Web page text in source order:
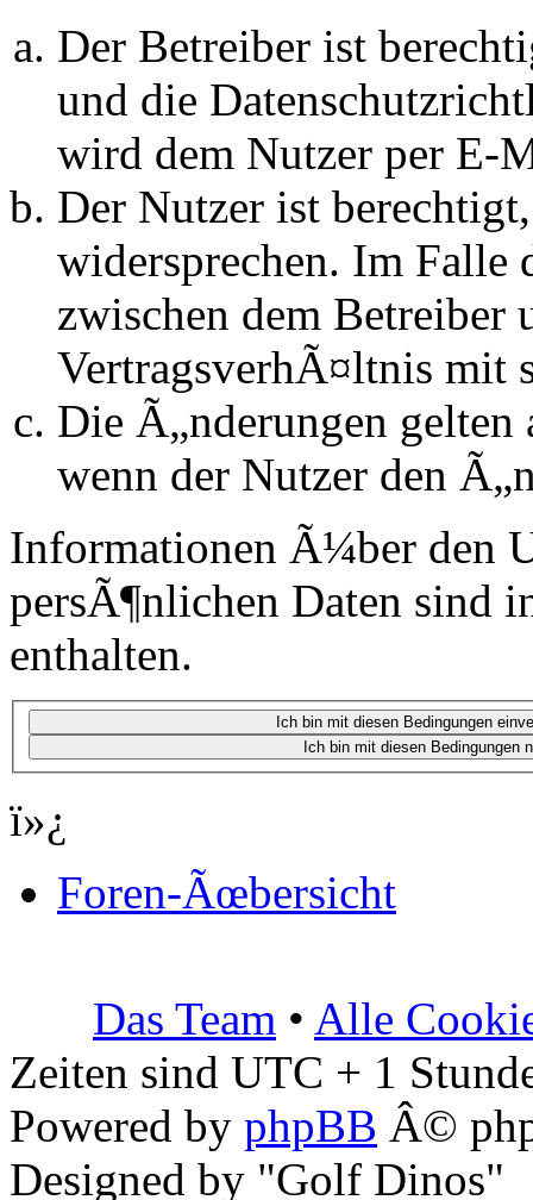
Der Betreiber ist
und die
wird dem Nutzer per E-
Der Nutzer ist
widersprechen. Im Falle
zwischen dem Betreiber
VertragsverhÃ¤ltnis mit
Die Ã„nderungen
wenn der Nutzer den
Informationen Ã¼ber den
persÃ¶nlichen Daten sind
enthalten.
ï»¿
Foren-Ãœbersicht
Das Team • Alle
Zeiten sind UTC + 1
Powered by phpBB Â©
Designed by "Golf Dinos"